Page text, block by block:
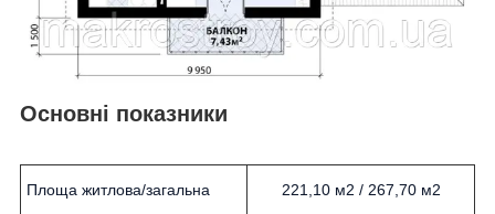
Основні показники
Площа житлова/загальна 221,10 м2 / 267,70 м2